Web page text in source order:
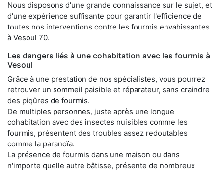
Nous disposons d'une grande connaissance sur le sujet, et
d'une expérience suffisante pour garantir l'efficience de
toutes nos interventions contre les fourmis envahissantes
à Vesoul 70.
Les dangers liés à une cohabitation avec les fourmis à
Vesoul
Grâce à une prestation de nos spécialistes, vous pourrez
retrouver un sommeil paisible et réparateur, sans craindre
des piqûres de fourmis.
De multiples personnes, juste après une longue
cohabitation avec des insectes nuisibles comme les
fourmis, présentent des troubles assez redoutables
comme la paranoïa.
La présence de fourmis dans une maison ou dans
n'importe quelle autre bâtisse, présente de nombreux